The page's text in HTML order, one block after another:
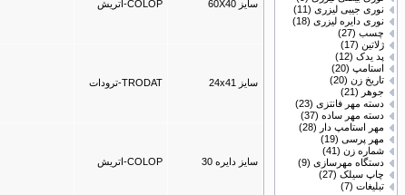
نوری جیبی لیزری (11)
نوری دایره لیزری (18)
چسب (27)
ژلاتين (17)
پد یدک (12)
استامپ (20)
تاريخ زن (20)
جوهر (21)
دسته مهر فانتزی (23)
دسته مهر ساده (37)
مهر استامپ دار (28)
مهر پرسی (19)
شماره زن (41)
دستگاه مهرسازی (9)
چاپ سيلک (27)
تبلیغات (7)
سایز 60X40 COLOP-اتریش
سایز 24x41 TRODAT-ترودات
سایز دایره 30 COLOP-اتریش